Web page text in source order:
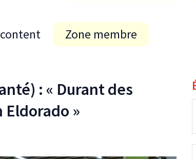
Zone membre
: « Durant des
Eldorado »